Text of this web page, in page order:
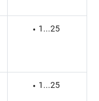
1...25
1...25